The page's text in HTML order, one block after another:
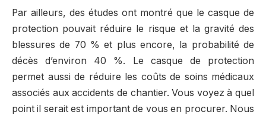
Par ailleurs, des études ont montré que le casque de
protection pouvait réduire le risque et la gravité des
blessures de 70 % et plus encore, la probabilité de
décès d’environ 40 %. Le casque de protection
permet aussi de réduire les coûts de soins médicaux
associés aux accidents de chantier. Vous voyez à quel
point il serait est important de vous en procurer. Nous